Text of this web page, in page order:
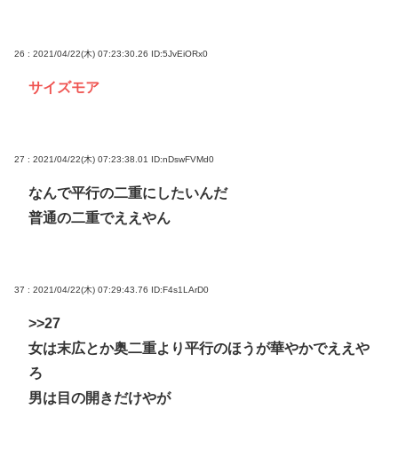
26 : 2021/04/22(木) 07:23:30.26 ID:5JvEiORx0
サイズモア
27 : 2021/04/22(木) 07:23:38.01 ID:nDswFVMd0
なんで平行の二重にしたいんだ
普通の二重でええやん
37 : 2021/04/22(木) 07:29:43.76 ID:F4s1LArD0
>>27
女は末広とか奥二重より平行のほうが華やかでええや
ろ
男は目の開きだけやが